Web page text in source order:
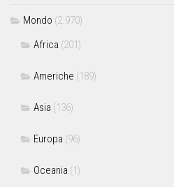
Mondo (2.970)
Africa (201)
Americhe (189)
Asia (136)
Europa (96)
Oceania (1)